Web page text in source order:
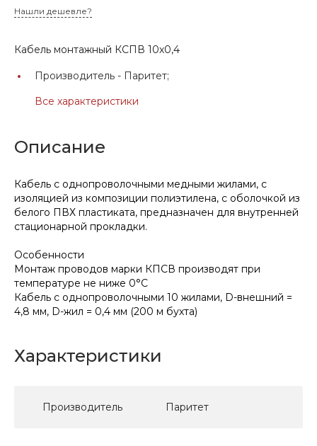
Нашли дешевле?
Кабель монтажный КСПВ 10х0,4
Производитель - Паритет;
Все характеристики
Описание
Кабель с однопроволочными медными жилами, с
изоляцией из композиции полиэтилена, с оболочкой из
белого ПВХ пластиката, предназначен для внутренней
стационарной прокладки.
Особенности
Монтаж проводов марки КПСВ производят при
температуре не ниже 0°С
Кабель с однопроволочными 10 жилами, D-внешний =
4,8 мм, D-жил = 0,4 мм (200 м бухта)
Характеристики
Производитель Паритет